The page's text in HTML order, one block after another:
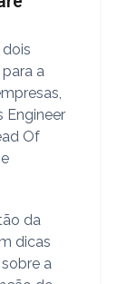
a
Engineer
Of
da
dicas
a